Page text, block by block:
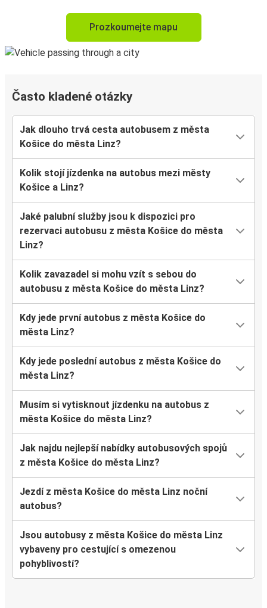
Prozkoumejte mapu
Často kladené otázky
Jak dlouho trvá cesta autobusem z města
Košice do města Linz?
Kolik stojí jízdenka na autobus mezi městy
Košice a Linz?
Jaké palubní služby jsou k dispozici pro
rezervaci autobusu z města Košice do města
Linz?
Kolik zavazadel si mohu vzít s sebou do
autobusu z města Košice do města Linz?
Kdy jede první autobus z města Košice do
města Linz?
Kdy jede poslední autobus z města Košice do
města Linz?
Musím si vytisknout jízdenku na autobus z
města Košice do města Linz?
Jak najdu nejlepší nabídky autobusových spojů
z města Košice do města Linz?
Jezdí z města Košice do města Linz noční
autobus?
Jsou autobusy z města Košice do města Linz
vybaveny pro cestující s omezenou
pohyblivostí?